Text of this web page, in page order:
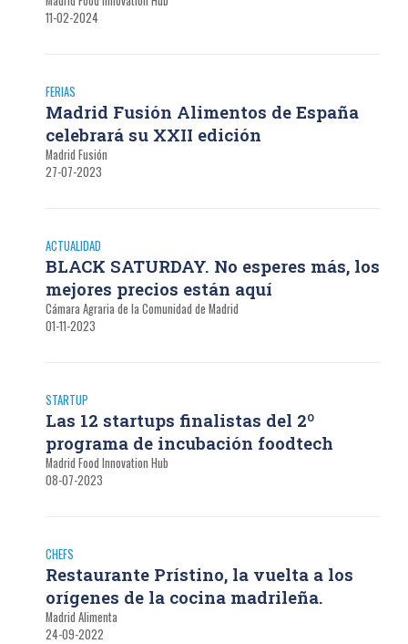
11-02-2024
FERIAS
Madrid Fusión Alimentos de España
celebrará su XXII edición
Madrid Fusión
27-07-2023
ACTUALIDAD
BLACK SATURDAY. No esperes más, los
mejores precios están aquí
Cámara Agraria de la Comunidad de Madrid
01-11-2023
STARTUP
Las 12 startups finalistas del 2º
programa de incubación foodtech
Madrid Food Innovation Hub
08-07-2023
CHEFS
Restaurante Prístino, la vuelta a los
orígenes de la cocina madrileña.
Madrid Alimenta
24-09-2022